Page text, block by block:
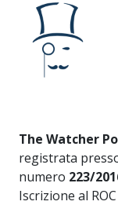
The Watcher
registrata
numero 223/
Iscrizione al ROC